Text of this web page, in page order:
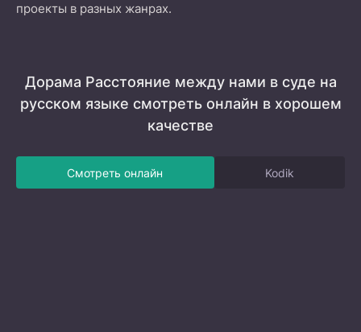
проекты в разных жанрах.
Дорама Расстояние между нами в суде на
русском языке смотреть онлайн в хорошем
качестве
Смотреть онлайн Kodik